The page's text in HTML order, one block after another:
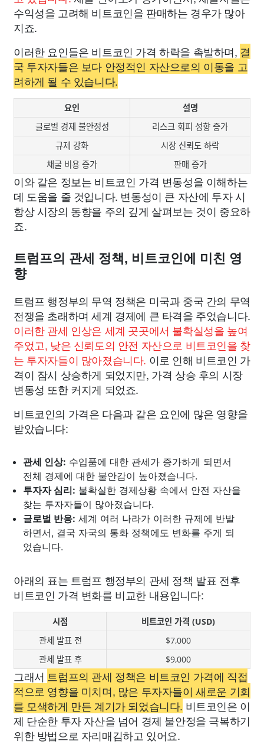
수익성을 고려해 비트코인을 판매하는 경우가 많아
지죠.
이러한 요인들은 비트코인 가격 하락을 촉발하며, 결
국 투자자들은 보다 안정적인 자산으로의 이동을 고
려하게 될 수 있습니다.
요인
설명
글로벌 경제 불안정성
리스크 회피 성향 증가
규제 강화
시장 신뢰도 하락
채굴 비용 증가
판매 증가
이와 같은 정보는 비트코인 가격 변동성을 이해하는
데 도움을 줄 것입니다. 변동성이 큰 자산에 투자 시
항상 시장의 동향을 주의 깊게 살펴보는 것이 중요하
죠.
트럼프의 관세 정책, 비트코인에 미친 영
향
트럼프 행정부의 무역 정책은 미국과 중국 간의 무역
전쟁을 초래하며 세계 경제에 큰 타격을 주었습니다.
이러한 관세 인상은 세계 곳곳에서 불확실성을 높여
주었고, 낮은 신뢰도의 안전 자산으로 비트코인을 찾
는 투자자들이 많아졌습니다. 이로 인해 비트코인 가
격이 잠시 상승하게 되었지만, 가격 상승 후의 시장
변동성 또한 커지게 되었죠.
비트코인의 가격은 다음과 같은 요인에 많은 영향을
받았습니다:
관세 인상: 수입품에 대한 관세가 증가하게 되면서
전체 경제에 대한 불안감이 높아졌습니다.
투자자 심리: 불확실한 경제상황 속에서 안전 자산을
찾는 투자자들이 많아졌습니다.
글로벌 반응: 세계 여러 나라가 이러한 규제에 반발
하면서, 결국 자국의 통화 정책에도 변화를 주게 되
었습니다.
아래의 표는 트럼프 행정부의 관세 정책 발표 전후
비트코인 가격 변화를 비교한 내용입니다:
시점
비트코인 가격 (USD)
관세 발표 전
$7,000
관세 발표 후
$9,000
그래서 트럼프의 관세 정책은 비트코인 가격에 직접
적으로 영향을 미치며, 많은 투자자들이 새로운 기회
를 모색하게 만든 계기가 되었습니다. 비트코인은 이
제 단순한 투자 자산을 넘어 경제 불안정을 극복하기
위한 방법으로 자리매김하고 있어요.